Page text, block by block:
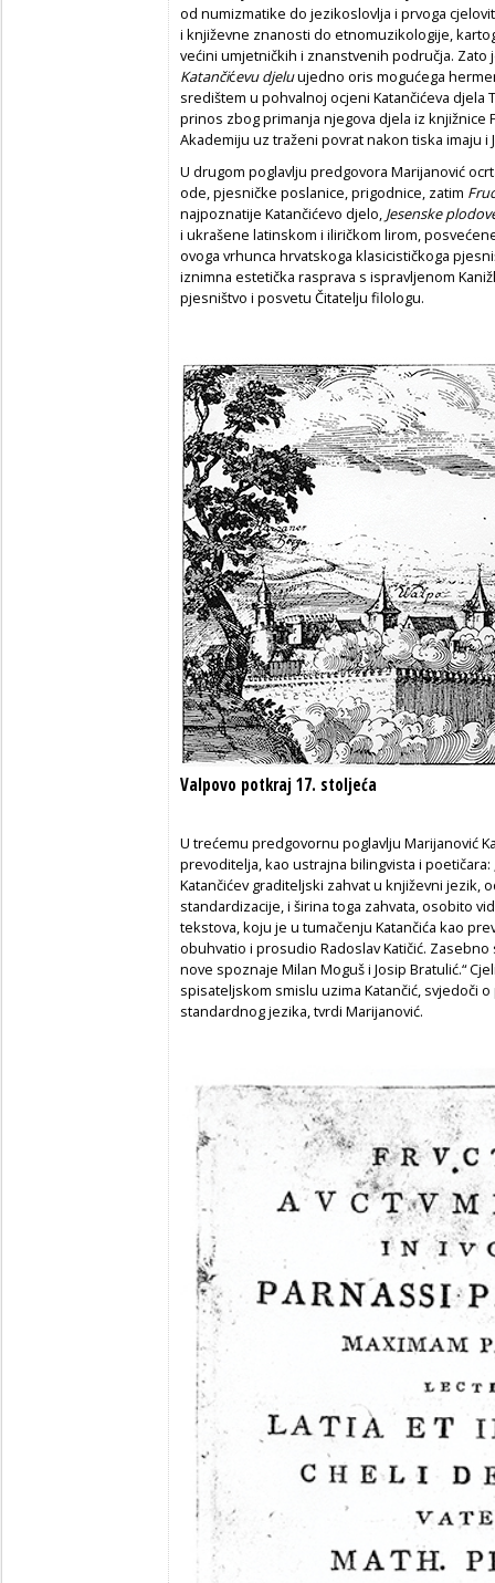
od numizmatike do jezikoslovlja i prvoga
i književne znanosti do etnomuzikologije,
većini umjetničkih i znanstvenih područja.
Katančićevu djeluujedno oris mogućega
središtem u pohvalnoj ocjeni Katančićeva
prinos zbog primanja njegova djela iz knjižnice
Akademiju uz traženi povrat nakon tiska imaju i
U drugom poglavlju predgovora Marijanović
ode, pjesničke poslanice, prigodnice, zatim
najpoznatije Katančićevo djelo, Jesenske
i ukrašene latinskom i iliričkom lirom,
ovoga vrhunca hrvatskoga klasicističkoga
iznimna estetička rasprava s ispravljenom
pjesništvo i posvetu Čitatelju filologu.
Valpovo potkraj 17. stoljeća
U trećemu predgovornu poglavlju Marijanović
prevoditelja, kao ustrajna bilingvista i
Katančićev graditeljski zahvat u književni jezik,
standardizacije, i širina toga zahvata, osobito
tekstova, koju je u tumačenju Katančića kao
obuhvatio i prosudio Radoslav Katičić.
nove spoznaje Milan Moguš i Josip Bratulić.“
spisateljskom smislu uzima Katančić, svjedoči
standardnog jezika, tvrdi Marijanović.